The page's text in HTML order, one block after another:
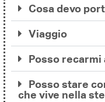
Cosa devo
Viaggio
Posso recarmi
Posso stare
che vive nella